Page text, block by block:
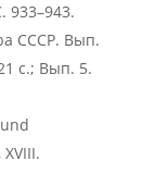
933–943.
СССР. Вып.
с.; Вып. 5.